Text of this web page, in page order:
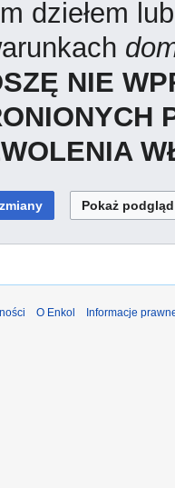
dziełem
NIE
O Enkol Informacje